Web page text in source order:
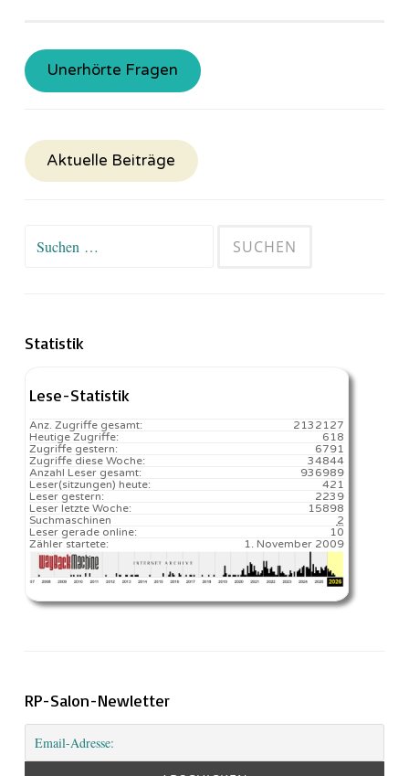
Unerhörte Fragen
Aktuelle Beiträge
Suchen
Statistik
Lese-Statistik
2132127
Anz. Zugriffe gesamt:
618
Heutige Zugriffe:
6791
Zugriffe gestern:
34844
Zugriffe diese Woche:
936989
Anzahl Leser gesamt:
421️
Leser(sitzungen) heute:
2239
Leser gestern:
15898️
Leser letzte Woche:
2
Suchmaschinen
10
Leser gerade online:
1. November 2009
Zähler startete:
RP-Salon-Newletter